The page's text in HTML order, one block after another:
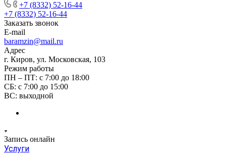
+7 (8332) 52-16-44
+7 (8332) 52-16-44
Заказать звонок
E-mail
baramzin@mail.ru
Адрес
г. Киров, ул. Московская, 103
Режим работы
ПН – ПТ: с 7:00 до 18:00
СБ: с 7:00 до 15:00
ВС: выходной
Запись онлайн
Услуги